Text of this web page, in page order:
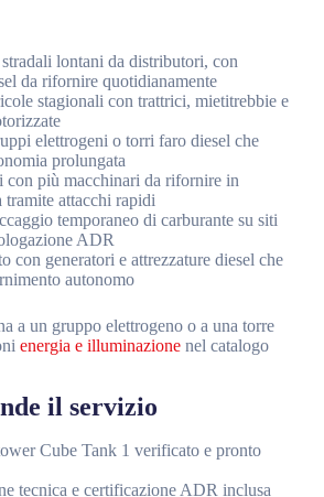
lontani da distributori, con
da rifornire quotidianamente
stagionali con trattrici, mietitrebbie e
elettrogeni o torri faro diesel che
prolungata
con più macchinari da rifornire in
tramite attacchi rapidi
temporaneo di carburante su siti
ADR
con generatori e attrezzature diesel che
autonomo
a un gruppo elettrogeno o a una torre
energia e illuminazione nel catalogo
il servizio
Cube Tank 1 verificato e pronto
tecnica e certificazione ADR inclusa